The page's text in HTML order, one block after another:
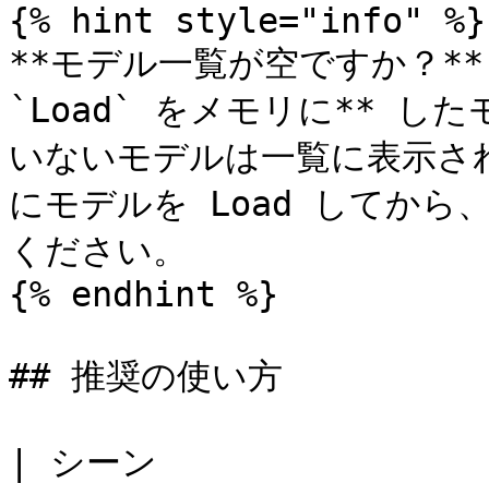
{% hint style="info" %}
**モデル一覧が空ですか
`Load` をメモリに** した
いないモデルは一覧に表示
にモデルを Load してから
ください。
{% endhint %}
## 推奨の使い方
| シーン